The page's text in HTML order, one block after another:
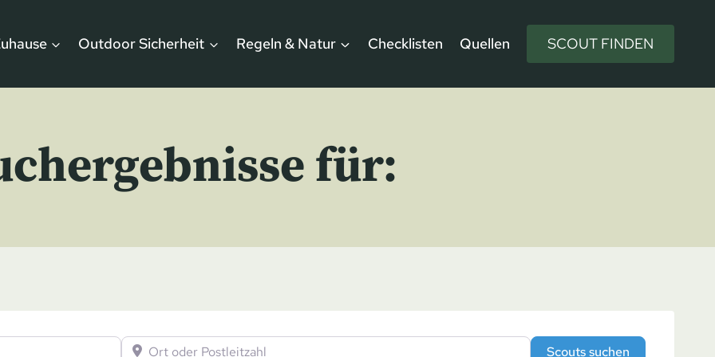
Outdoor Sicherheit Regeln & Natur Checklisten Quellen SCOUT FINDEN
für:
Ort oder Postleitzahl Scouts suchenScouts suchen